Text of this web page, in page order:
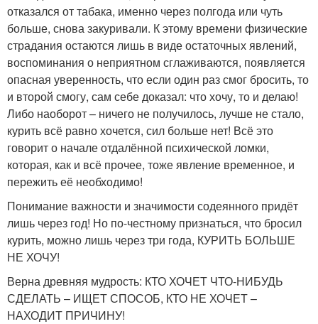
отказался от табака, именно через полгода или чуть
больше, снова закуривали. К этому времени физические
страдания остаются лишь в виде остаточных явлений,
воспоминания о неприятном сглаживаются, появляется
опасная уверенность, что если один раз смог бросить, то
и второй смогу, сам себе доказал: что хочу, то и делаю!
Либо наоборот – ничего не получилось, лучше не стало,
курить всё равно хочется, сил больше нет! Всё это
говорит о начале отдалённой психической ломки,
которая, как и всё прочее, тоже явление временное, и
пережить её необходимо!
Понимание важности и значимости содеянного придёт
лишь через год! Но по-честному признаться, что бросил
курить, можно лишь через три года, КУРИТЬ БОЛЬШЕ
НЕ ХОЧУ!
Верна древняя мудрость: КТО ХОЧЕТ ЧТО-НИБУДЬ
СДЕЛАТЬ – ИЩЕТ СПОСОБ, КТО НЕ ХОЧЕТ –
НАХОДИТ ПРИЧИНУ!